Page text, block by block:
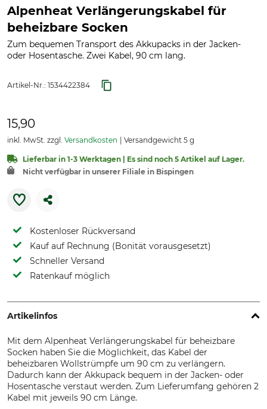
Alpenheat Verlängerungskabel für
beheizbare Socken
Zum bequemen Transport des Akkupacks in der Jacken-
oder Hosentasche. Zwei Kabel, 90 cm lang.
Artikel-Nr.: 1534422384
15,90
inkl. MwSt. zzgl. Versandkosten Versandgewicht 5 g
Lieferbar in 1-3 Werktagen | Es sind noch 5 Artikel auf Lager.
Nicht verfügbar in unserer Filiale in Bispingen
Kostenloser Rückversand
Kauf auf Rechnung (Bonität vorausgesetzt)
Schneller Versand
Ratenkauf möglich
Artikelinfos
Mit dem Alpenheat Verlängerungskabel für beheizbare
Socken haben Sie die Möglichkeit, das Kabel der
beheizbaren Wollstrümpfe um 90 cm zu verlängern.
Dadurch kann der Akkupack bequem in der Jacken- oder
Hosentasche verstaut werden. Zum Lieferumfang gehören 2
Kabel mit jeweils 90 cm Länge.